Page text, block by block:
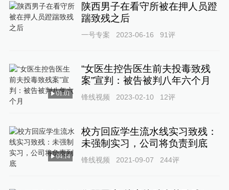
陕西男子在看守所被在押人员蹬
踹致残之后
一号专案 2023-06-16 91评
01:01
“女医生控告医生前夫投毒致残
案”宣判：被告被判八年六个月
锋线视频 2023-02-10 12评
04:14
校方回应学生流水线实习致残：
未强制实习，公司将负责到底
锋线视频 2021-09-07 244评